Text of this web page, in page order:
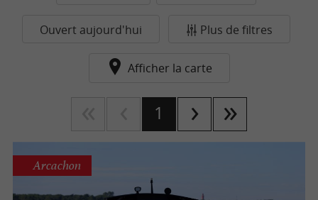
Ouvert aujourd'hui Plus de filtres
Afficher la carte
1
Arcachon